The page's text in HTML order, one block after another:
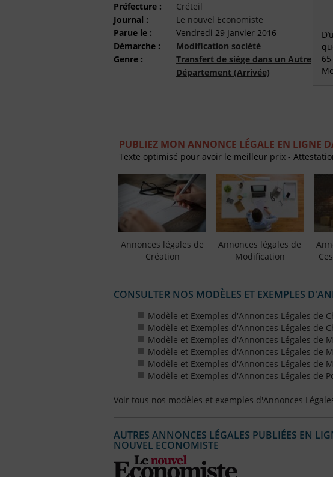
Préfecture :
Créteil
Journal :
Le nouvel Economiste
Parue le :
Vendredi 29 Janvier 2016
Démarche :
Modification société
Genre :
Transfert de siège dans un Autre
Département (Arrivée)
PUBLIEZ MON ANNONCE LÉGALE EN LIGNE
Texte optimisé pour avoir le meilleur prix -
Annonces légales de
Création
Annonces légales de
Modification
CONSULTER NOS MODÈLES ET EXEMPLES
Modèle et Exemples d'Annonces Légales de
Modèle et Exemples d'Annonces Légales de
Modèle et Exemples d'Annonces Légales de
Modèle et Exemples d'Annonces Légales de
Modèle et Exemples d'Annonces Légales de
Modèle et Exemples d'Annonces Légales de
Voir tous nos modèles et exemples d'Annonces
AUTRES ANNONCES LÉGALES PUBLIÉES EN
NOUVEL ECONOMISTE